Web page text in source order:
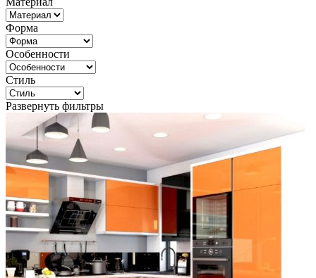
Форма
Особенности
Стиль
Развернуть фильтры